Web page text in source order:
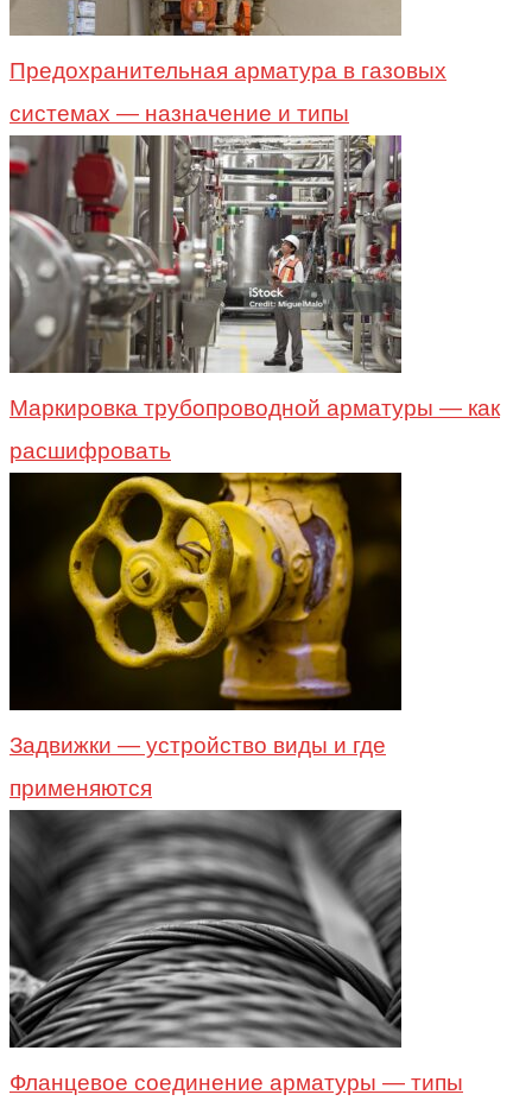
Предохранительная арматура в газовых
системах — назначение и типы
Маркировка трубопроводной арматуры — как
расшифровать
Задвижки — устройство виды и где
применяются
Фланцевое соединение арматуры — типы